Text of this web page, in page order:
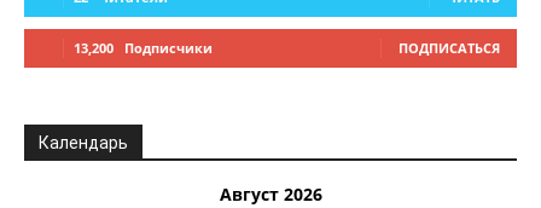
13,200 Подписчики ПОДПИСАТЬСЯ
Календарь
Август 2026